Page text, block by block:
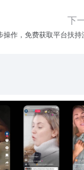
下
操作，免费获取平台扶持